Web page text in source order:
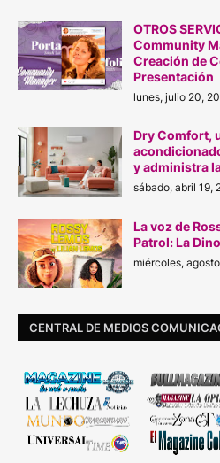
OTROS
Community
Creación de
Presentación
lunes, julio 20,
Dry Comfort,
y administra
sábado, abril 19,
La voz de
Patrol: La
miércoles,
CENTRAL DE MEDIOS